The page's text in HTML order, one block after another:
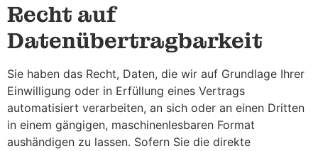
Recht auf
Datenübertragbarkeit
Sie haben das Recht, Daten, die wir auf Grundlage Ihrer
Einwilligung oder in Erfüllung eines Vertrags
automatisiert verarbeiten, an sich oder an einen Dritten
in einem gängigen, maschinenlesbaren Format
aushändigen zu lassen. Sofern Sie die direkte